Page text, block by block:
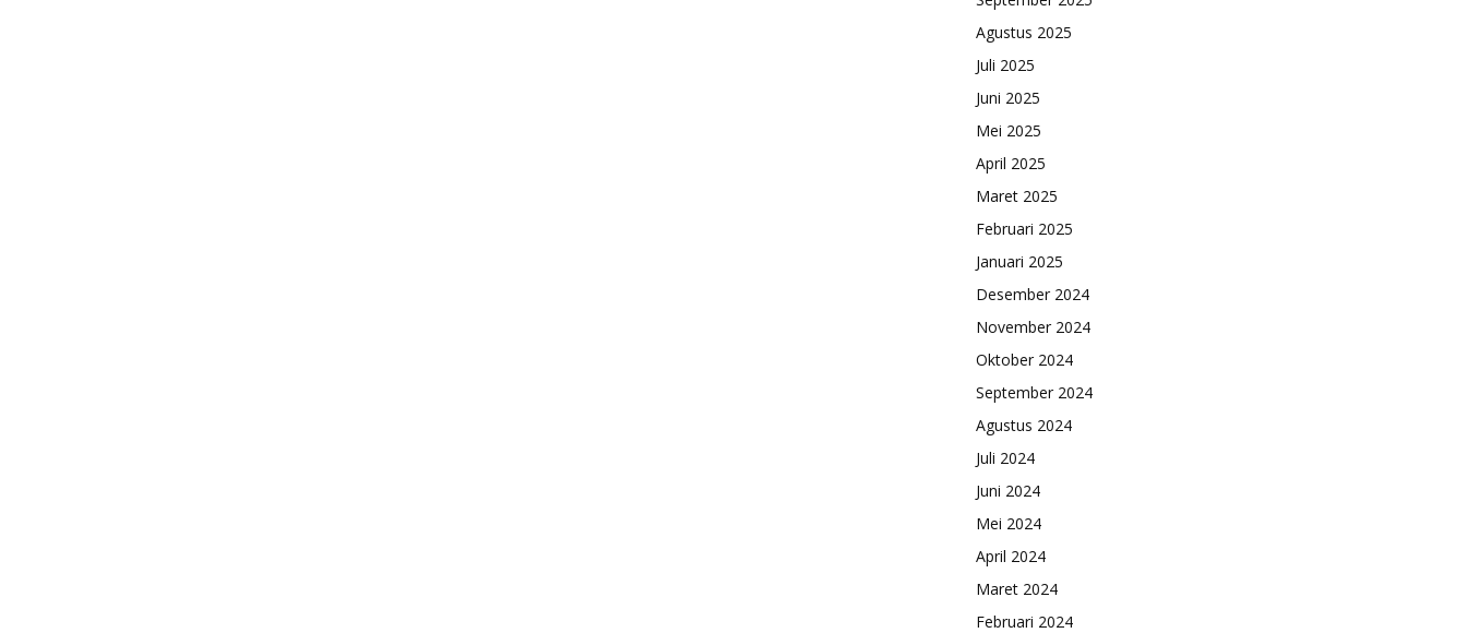
Agustus 2025
Juli 2025
Juni 2025
Mei 2025
April 2025
Maret 2025
Februari 2025
Januari 2025
Desember 2024
November 2024
Oktober 2024
September 2024
Agustus 2024
Juli 2024
Juni 2024
Mei 2024
April 2024
Maret 2024
Februari 2024